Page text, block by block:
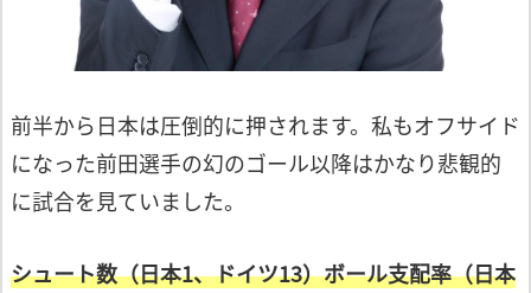
前半から日本は圧倒的に押されます。 私もオフサイド
になった前田選手の幻のゴール以降はかなり悲観的
に試合を見ていました。
シュート数（日本1、ドイツ13）ボール支配率（日本